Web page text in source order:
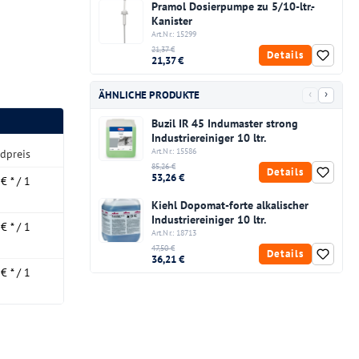
* / 1
* / 1
* / 1
Pramol Dosierpumpe zu 5/10-ltr.-
Kanister
Art.Nr.: 15299
21,37 €
21,37 € Details
ÄHNLICHE PRODUKTE ‹ ›
Buzil IR 45 Indumaster strong
Industriereiniger 10 ltr.
Art.Nr.: 15586
85,26 €
53,26 € Details
Kiehl Dopomat-forte alkalischer
Industriereiniger 10 ltr.
Art.Nr.: 18713
47,50 €
36,21 € Details